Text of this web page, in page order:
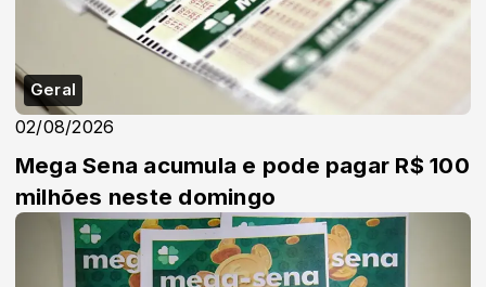
Geral
02/08/2026
Mega Sena acumula e pode pagar R$ 100
milhões neste domingo